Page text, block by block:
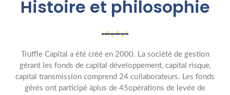
Histoire et philosophie
Truffle Capital a été créé en 2000. La société de gestion
gérant les fonds de capital développement, capital risque,
capital transmission comprend 24 collaborateurs. Les fonds
gérés ont participé àplus de 45opérations de levée de